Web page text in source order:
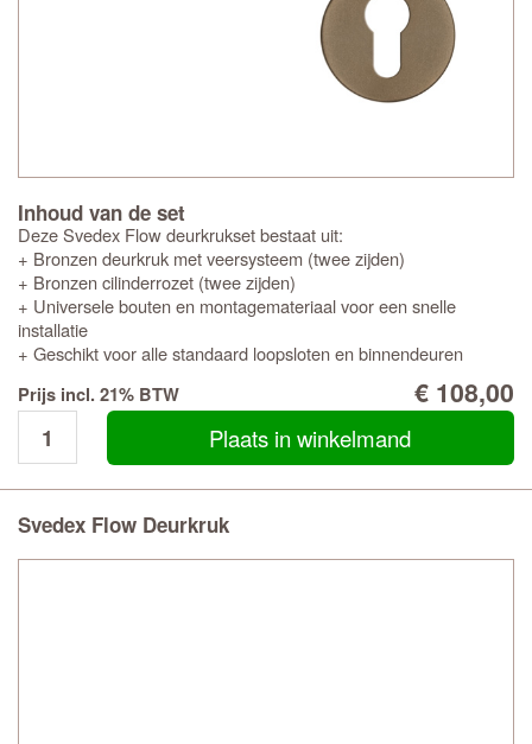
Inhoud van de set
Deze Svedex Flow deurkrukset bestaat uit:
+ Bronzen deurkruk met veersysteem (twee zijden)
+ Bronzen cilinderrozet (twee zijden)
+ Universele bouten en montagemateriaal voor een snelle
installatie
+ Geschikt voor alle standaard loopsloten en binnendeuren
Prijs incl. 21% BTW
€ 108,00
Plaats in winkelmand
Svedex Flow Deurkruk